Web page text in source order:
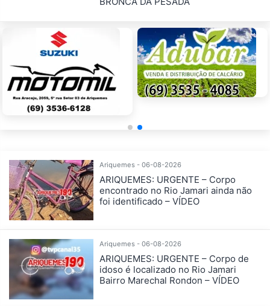
Ariquemes - 06-08-2026
ARIQUEMES: URGENTE – Corpo
encontrado no Rio Jamari ainda não
foi identificado – VÍDEO
Ariquemes - 06-08-2026
ARIQUEMES: URGENTE – Corpo de
idoso é localizado no Rio Jamari
Bairro Marechal Rondon – VÍDEO